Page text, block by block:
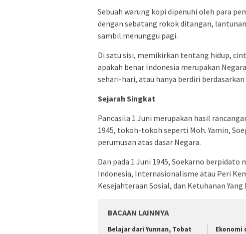
Sebuah warung kopi dipenuhi oleh para
dengan sebatang rokok ditangan,
sambil menunggu pagi.
Di satu sisi, memikirkan tentang hidup,
apakah benar Indonesia merupakan
sehari-hari, atau hanya berdiri
Sejarah Singkat
Pancasila 1 Juni merupakan hasil
1945, tokoh-tokoh seperti Moh. Yamin,
perumusan atas dasar Negara.
Dan pada 1 Juni 1945, Soekarno
Indonesia, Internasionalisme atau Peri
Kesejahteraan Sosial, dan Ketuhanan Yang
BACAAN LAINNYA
Belajar dari Yunnan, Tobat
Ekonomi